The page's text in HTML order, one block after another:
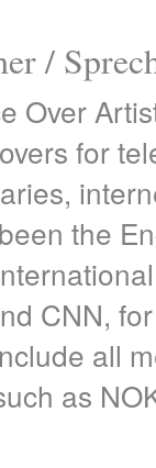
/
Over
for
the
CNN,
all
as